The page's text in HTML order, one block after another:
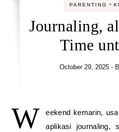
PARENTING -
Journaling,
Time
October 29, 2025 -
W
eekend kemarin,
aplikasi journaling,